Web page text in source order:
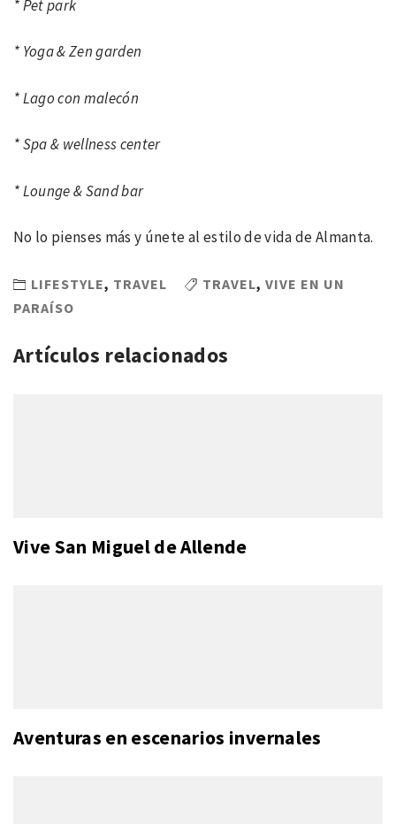
* Pet park
* Yoga & Zen garden
* Lago con malecón
* Spa & wellness center
* Lounge & Sand bar
No lo pienses más y únete al estilo de vida de Almanta.
LIFESTYLE, TRAVEL TRAVEL, VIVE EN UN
PARAÍSO
Artículos relacionados
Vive San Miguel de Allende
Aventuras en escenarios invernales